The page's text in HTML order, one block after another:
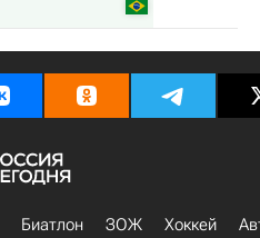
Биатлон ЗОЖ Хоккей